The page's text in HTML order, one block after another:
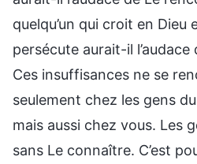
quelqu’un qui croit en
persécute aurait-il
Ces insuffisances ne se
seulement chez les gens
mais aussi chez vous. Les
sans Le connaître. C’est